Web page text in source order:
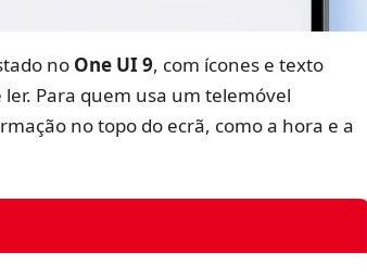
no One UI 9, com ícones e texto
Para quem usa um telemóvel
no topo do ecrã, como a hora e a